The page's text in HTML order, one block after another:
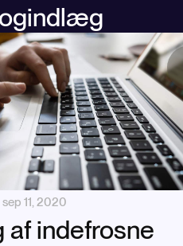
sep 11, 2020
af indefrosne